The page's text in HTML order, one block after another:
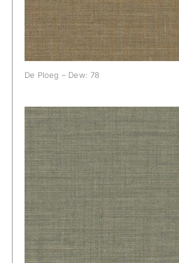
De Ploeg – Dew: 78
De Ploeg – Dew: 82